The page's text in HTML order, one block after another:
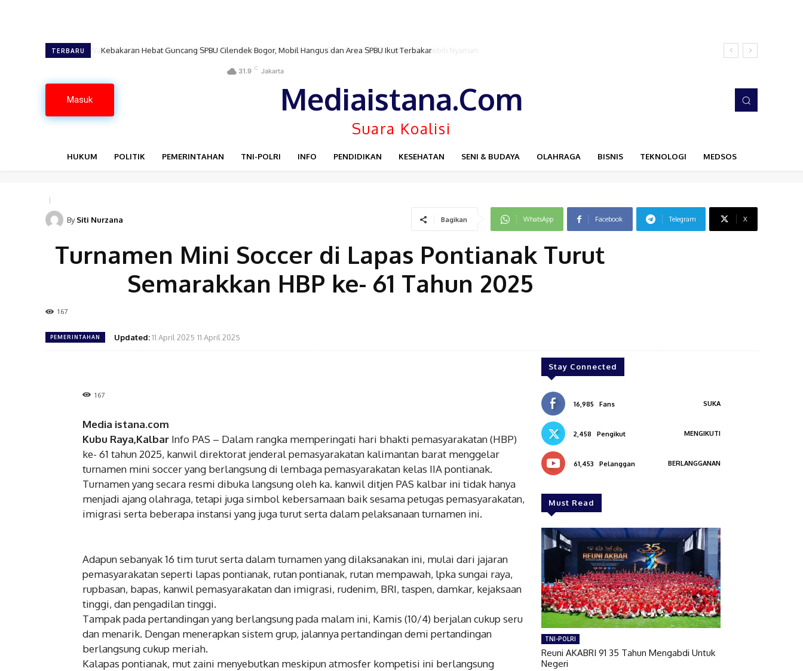
TERBARU Kebakaran Hebat Guncang SPBU Cilendek Bogor, Mobil Hangus dan Area SPBU Ikut Terbakar
Masuk
31.9 C Jakarta
Mediaistana.Com
Suara Koalisi
HUKUM POLITIK PEMERINTAHAN TNI-POLRI INFO PENDIDIKAN KESEHATAN SENI & BUDAYA OLAHRAGA BISNIS TEKNOLOGI MEDSOS
By Siti Nurzana Bagikan WhatsApp Facebook Telegram X
Turnamen Mini Soccer di Lapas Pontianak Turut
Semarakkan HBP ke- 61 Tahun 2025
167
PEMERINTAHAN Updated:11 April 2025 11 April 2025
167
Media istana.com
Kubu Raya,Kalbar Info PAS – Dalam rangka memperingati hari bhakti pemasyarakatan (HBP)
ke- 61 tahun 2025, kanwil direktorat jenderal pemasyarakatan kalimantan barat menggelar
turnamen mini soccer yang berlangsung di lembaga pemasyarakatan kelas IIA pontianak.
Turnamen yang secara resmi dibuka langsung oleh ka. kanwil ditjen PAS kalbar ini tidak hanya
menjadi ajang olahraga, tetapi juga simbol kebersamaan baik sesama petugas pemasyarakatan,
imigrasi serta beberapa instansi yang juga turut serta dalam pelaksanaan turnamen ini.
Adapun sebanyak 16 tim turut serta dalam turnamen yang dilaksanakan ini, mulai dari jajaran
pemasyarakatan seperti lapas pontianak, rutan pontianak, rutan mempawah, lpka sungai raya,
rupbasan, bapas, kanwil pemasyarakatan dan imigrasi, rudenim, BRI, taspen, damkar, kejaksaan
tinggi, dan pengadilan tinggi.
Tampak pada pertandingan yang berlangsung pada malam ini, Kamis (10/4) berjalan cukup seru
dan menarik. Dengan menerapkan sistem grup, jalannya pertandingan demi pertandingan
berlangsung cukup meriah.
Kalapas pontianak, mut zaini menyebutkan meskipun atmosfer kompetisi ini berlangsung
Stay Connected
16,985 Fans SUKA
2,458 Pengikut MENGIKUTI
61,453 Pelanggan BERLANGGANAN
Must Read
TNI-POLRI
Reuni AKABRI 91 35 Tahun Mengabdi Untuk
Negeri